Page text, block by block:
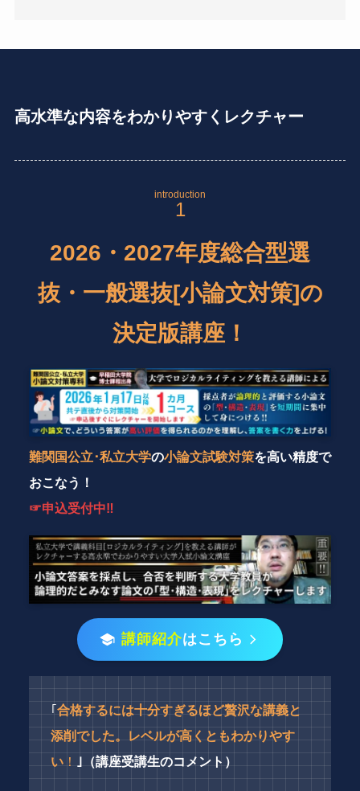
高水準な内容をわかりやすくレクチャー
introduction
2026・2027年度総合型選
抜・一般選抜[小論文対策]の
決定版講座！
難関国公立･私立大学の小論文試験対策を高い精度で
おこなう！
☞申込受付中‼
講師紹介はこちら
｢ 合格するには十分すぎるほど贅沢な講義と
添削でした。
レベルが高くともわかりやす
い！ ｣（講座受講生のコメント）